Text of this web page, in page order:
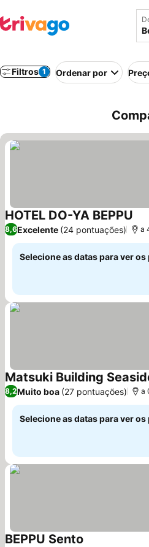
Filtros 1 Ordenar por
HOTEL DO-YA BEPPU
8,6Excelente (24 pontuações) a
Selecione as datas para ver
Matsuki Building
8,2Muito boa (27 pontuações) a
Selecione as datas para ver
BEPPU Sento